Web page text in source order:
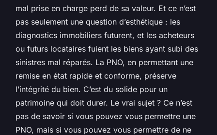
mal prise en charge perd de sa valeur. Et ce n’est
pas seulement une question d’esthétique : les
diagnostics immobiliers futurent, et les acheteurs
ou futurs locataires fuient les biens ayant subi des
sinistres mal réparés. La PNO, en permettant une
remise en état rapide et conforme, préserve
l’intégrité du bien. C’est du solide pour un
patrimoine qui doit durer. Le vrai sujet ? Ce n’est
pas de savoir si vous pouvez vous permettre une
PNO, mais si vous pouvez vous permettre de ne